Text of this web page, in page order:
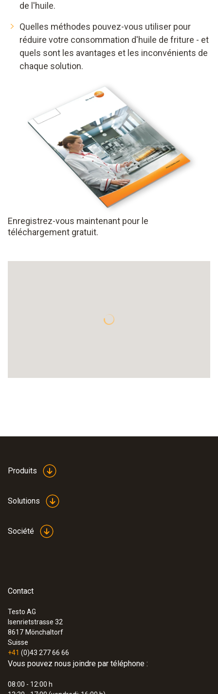
de l'huile.
Quelles méthodes pouvez-vous utiliser pour
réduire votre consommation d'huile de friture - et
quels sont les avantages et les inconvénients de
chaque solution.
Enregistrez-vous maintenant pour le
téléchargement gratuit.
Produits
Solutions
Société
Contact
Testo AG
Isenrietstrasse 32
8617 Mönchaltorf
Suisse
+41 (0)43 277 66 66
Vous pouvez nous joindre par téléphone :
08:00 - 12:00 h